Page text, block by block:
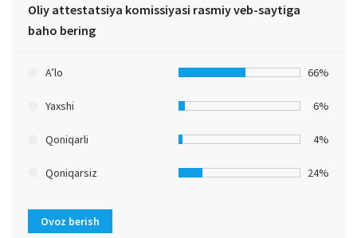
Oliy attestatsiya komissiyasi rasmiy veb-saytiga
baho bering
A’lo 66%
Yaxshi 6%
Qoniqarli 4%
Qoniqarsiz 24%
Ovoz berish